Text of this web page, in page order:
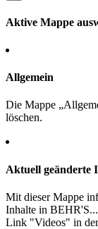
Aktive Mappe
Allgemein
Die Mappe
löschen.
Aktuell geänderte
Mit dieser Mappe
Inhalte in
Link "Videos" in